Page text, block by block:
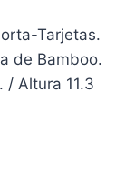
Tarjetas.
de Bamboo.
/ Altura 11.3